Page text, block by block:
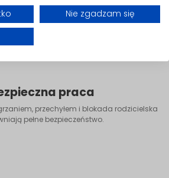
Nie zgadzam się
praca
przechyłem i blokada rodzicielska
pełne bezpieczeństwo.